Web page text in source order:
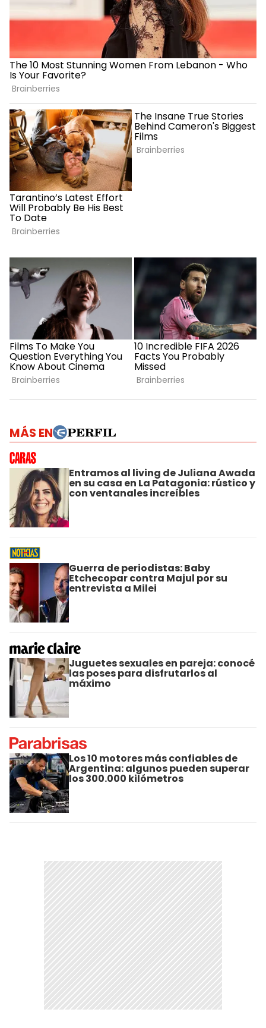
MÁS EN
Entramos al living de Juliana Awada
en su casa en La Patagonia: rústico y
con ventanales increíbles
Guerra de periodistas: Baby
Etchecopar contra Majul por su
entrevista a Milei
Juguetes sexuales en pareja: conocé
las poses para disfrutarlos al
máximo
Los 10 motores más confiables de
Argentina: algunos pueden superar
los 300.000 kilómetros